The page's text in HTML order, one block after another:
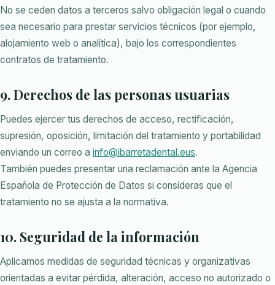
No se ceden datos a terceros salvo obligación legal o cuando
sea necesario para prestar servicios técnicos (por ejemplo,
alojamiento web o analítica), bajo los correspondientes
contratos de tratamiento.
9. Derechos de las personas usuarias
Puedes ejercer tus derechos de acceso, rectificación,
supresión, oposición, limitación del tratamiento y portabilidad
enviando un correo a info@ibarretadental.eus.
También puedes presentar una reclamación ante la Agencia
Española de Protección de Datos si consideras que el
tratamiento no se ajusta a la normativa.
10. Seguridad de la información
Aplicamos medidas de seguridad técnicas y organizativas
orientadas a evitar pérdida, alteración, acceso no autorizado o